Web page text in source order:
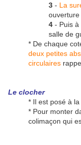
3 - La
ouverture
4 - Puis à
salle de
* De chaque
deux petites
circulaires
Le clocher
* Il est posé à
* Pour monter
colimaçon qui